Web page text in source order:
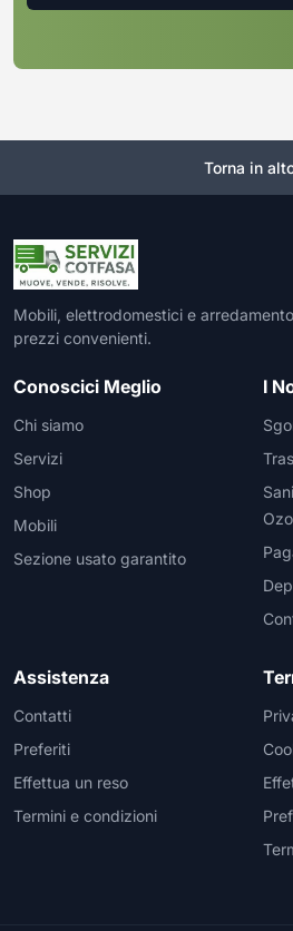
Torna in
Mobili, elettrodomestici e
prezzi convenienti.
Conoscici Meglio
Chi siamo
Servizi
Shop
Mobili
Sezione usato garantito
I
Assistenza
Contatti
Preferiti
Effettua un reso
Termini e condizioni